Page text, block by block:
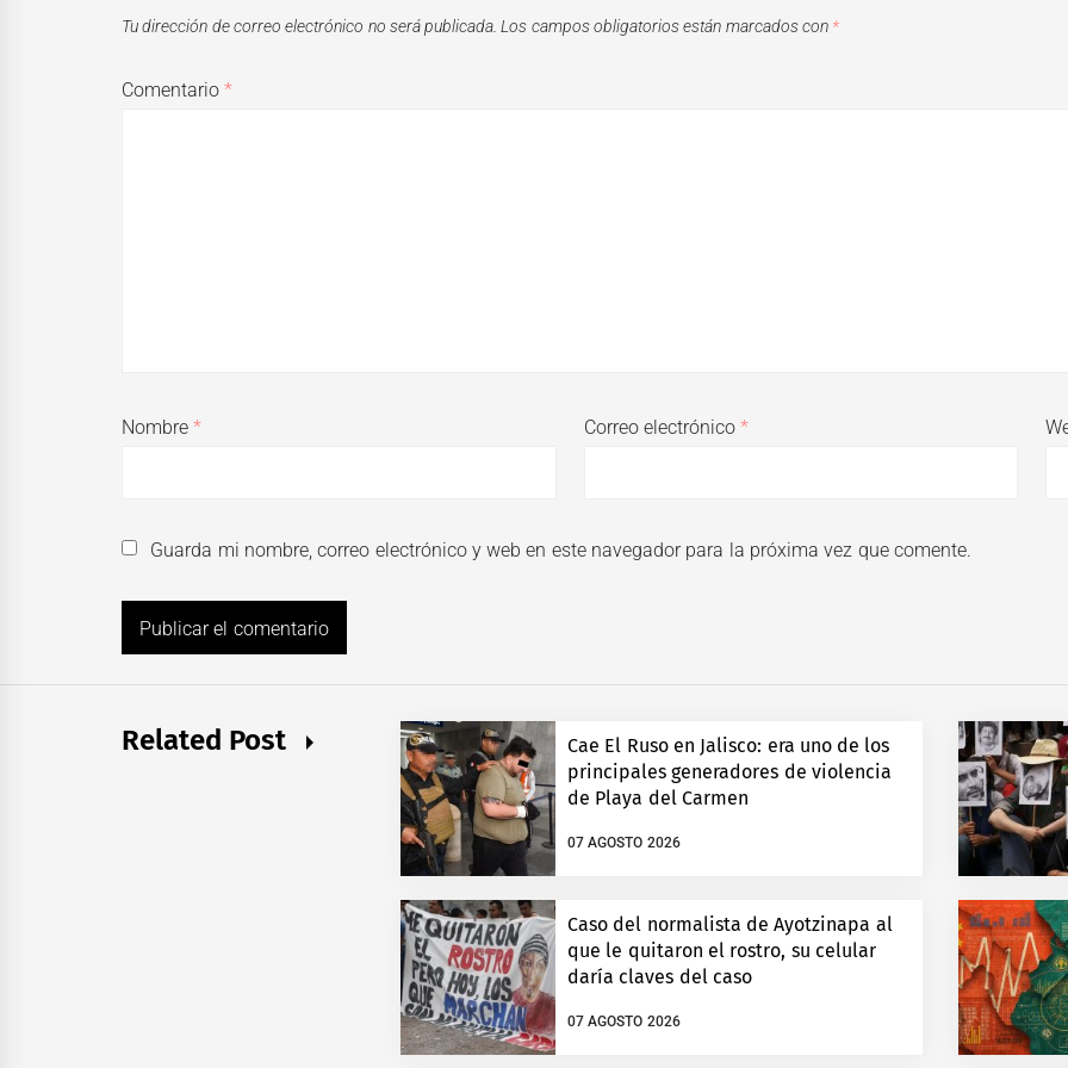
Tu dirección de correo electrónico no será publicada. Los campos obligatorios están marcados con *
Comentario*
Nombre* Correo electrónico*
Guarda mi nombre, correo electrónico y web en este navegador para la próxima vez que comente.
Related Post
Cae El Ruso en Jalisco: era uno de los
principales generadores de violencia
de Playa del Carmen
07 AGOSTO 2026
Caso del normalista de Ayotzinapa al
que le quitaron el rostro, su celular
daría claves del caso
07 AGOSTO 2026